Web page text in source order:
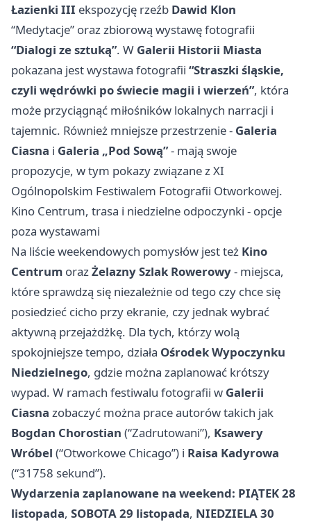
Łazienki III ekspozycję rzeźb Dawid Klon
“Medytacje” oraz zbiorową wystawę fotografii
“Dialogi ze sztuką”. W Galerii Historii Miasta
pokazana jest wystawa fotografii “Straszki śląskie,
czyli wędrówki po świecie magii i wierzeń”, która
może przyciągnąć miłośników lokalnych narracji i
tajemnic. Również mniejsze przestrzenie - Galeria
Ciasna i Galeria „Pod Sową”- mają swoje
propozycje, w tym pokazy związane z XI
Ogólnopolskim Festiwalem Fotografii Otworkowej.
Kino Centrum, trasa i niedzielne odpoczynki - opcje
poza wystawami
Na liście weekendowych pomysłów jest też Kino
Centrum orazŻelazny Szlak Rowerowy- miejsca,
które sprawdzą się niezależnie od tego czy chce się
posiedzieć cicho przy ekranie, czy jednak wybrać
aktywną przejażdżkę. Dla tych, którzy wolą
spokojniejsze tempo, działa Ośrodek Wypoczynku
Niedzielnego, gdzie można zaplanować krótszy
wypad. W ramach festiwalu fotografii w Galerii
Ciasna zobaczyć można prace autorów takich jak
Bogdan Chorostian (“Zadrutowani”), Ksawery
Wróbel (“Otworkowe Chicago”) i Raisa Kadyrowa
(“31758 sekund”).
Wydarzenia zaplanowane na weekend: PIĄTEK 28
listopada, SOBOTA 29 listopada, NIEDZIELA 30